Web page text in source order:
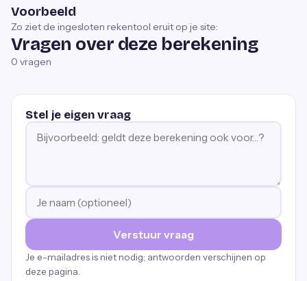
Voorbeeld
Zo ziet de ingesloten rekentool eruit op je site:
Vragen over deze berekening
0 vragen
Stel je eigen vraag
Verstuur vraag
Je e-mailadres is niet nodig; antwoorden verschijnen op
deze pagina.